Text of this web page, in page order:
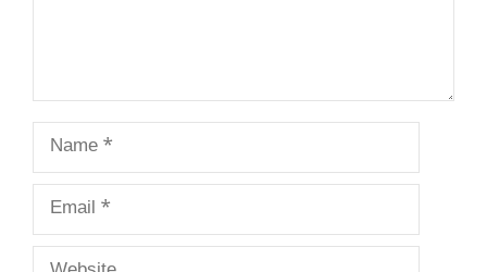
Name
Email
Website